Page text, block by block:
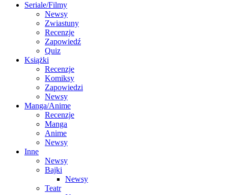
Seriale/Filmy
Newsy
Zwiastuny
Recenzje
Zapowiedź
Quiz
Książki
Recenzje
Komiksy
Zapowiedzi
Newsy
Manga/Anime
Recenzje
Manga
Anime
Newsy
Inne
Newsy
Bajki
Newsy
Teatr